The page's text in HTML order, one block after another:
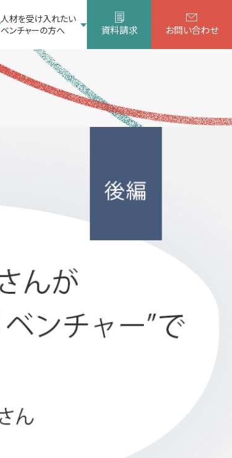
人材を受け入れたい
ベンチャーの方へ
資料請求 お問い合わせ